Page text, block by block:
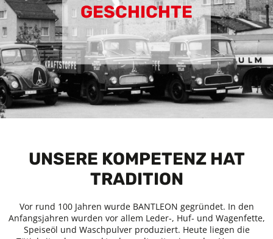
GESCHICHTE
UNSERE KOMPETENZ HAT
TRADITION
Vor rund 100 Jahren wurde BANTLEON gegründet. In den
Anfangsjahren wurden vor allem Leder-, Huf- und Wagenfette,
Speiseöl und Waschpulver produziert. Heute liegen die